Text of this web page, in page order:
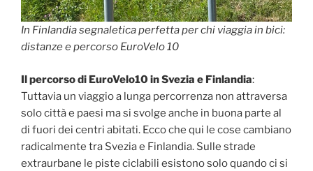
In Finlandia segnaletica perfetta per chi viaggia in bici:
distanze e percorso EuroVelo 10
Il percorso di EuroVelo10 in Svezia e Finlandia:
Tuttavia un viaggio a lunga percorrenza non attraversa
solo città e paesi ma si svolge anche in buona parte al
di fuori dei centri abitati. Ecco che qui le cose cambiano
radicalmente tra Svezia e Finlandia. Sulle strade
extraurbane le piste ciclabili esistono solo quando ci si